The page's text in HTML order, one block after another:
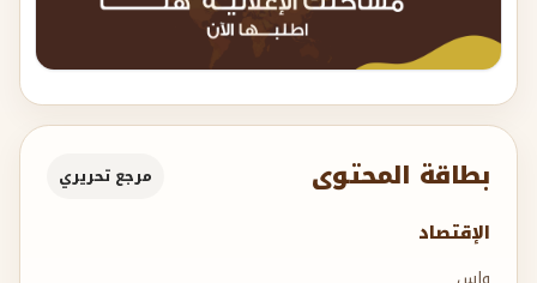
بطاقة المحتوى مرجع تحريري
الإقتصاد